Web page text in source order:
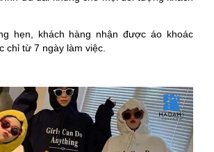
hẹn, khách hàng nhận được áo khoác
chỉ từ 7 ngày làm việc.